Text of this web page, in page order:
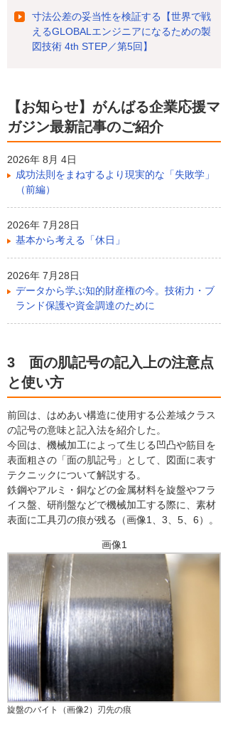
寸法公差の妥当性を検証する【世界で戦
えるGLOBALエンジニアになるための製
図技術 4th STEP／第5回】
【お知らせ】がんばる企業応援マ
ガジン最新記事のご紹介
2026年 8月 4日
成功法則をまねするより現実的な「失敗学」
（前編）
2026年 7月28日
基本から考える「休日」
2026年 7月28日
データから学ぶ知的財産権の今。技術力・ブ
ランド保護や資金調達のために
3 面の肌記号の記入上の注意点
と使い方
前回は、はめあい構造に使用する公差域クラス
の記号の意味と記入法を紹介した。
今回は、機械加工によって生じる凹凸や筋目を
表面粗さの「面の肌記号」として、図面に表す
テクニックについて解説する。
鉄鋼やアルミ・銅などの金属材料を旋盤やフラ
イス盤、研削盤などで機械加工する際に、素材
表面に工具刃の痕が残る（画像1、3、5、6）。
画像1
旋盤のバイト（画像2）刃先の痕